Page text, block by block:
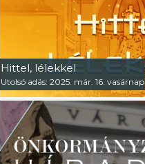
Hittel, lélekkel
Utolsó adás: 2025. már. 16. vasárnap